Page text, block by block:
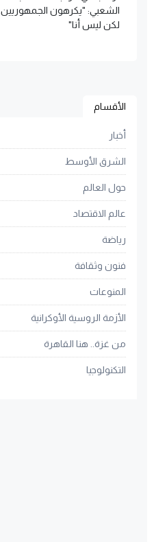
الشعبي: "يكرهون الجمهوريين..
لكن ليس أنا"
الأقسام
أخبار
الشرق الأوسط
حول العالم
عالم الاقتصاد
رياضة
فنون وثقافة
المنوعات
الأزمة الروسية الأوكرانية
من غزة.. هنا القاهرة
التكنولوجيا